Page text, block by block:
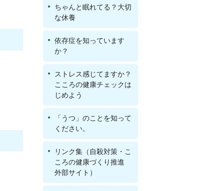
ちゃんと眠れてる？大切
な休養
依存症を知っています
か？
ストレス感じてますか？
こころの健康チェックは
じめよう
「うつ」のことを知って
ください。
リンク集（自殺対策・こ
ころの健康づくり推進
外部サイト）